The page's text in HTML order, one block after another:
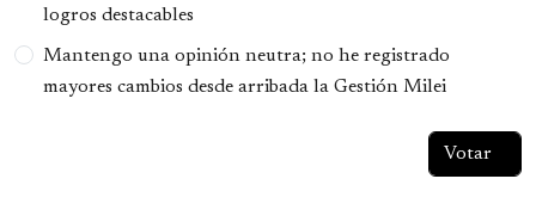
logros destacables
Mantengo una opinión neutra; no he registrado
mayores cambios desde arribada la Gestión Milei